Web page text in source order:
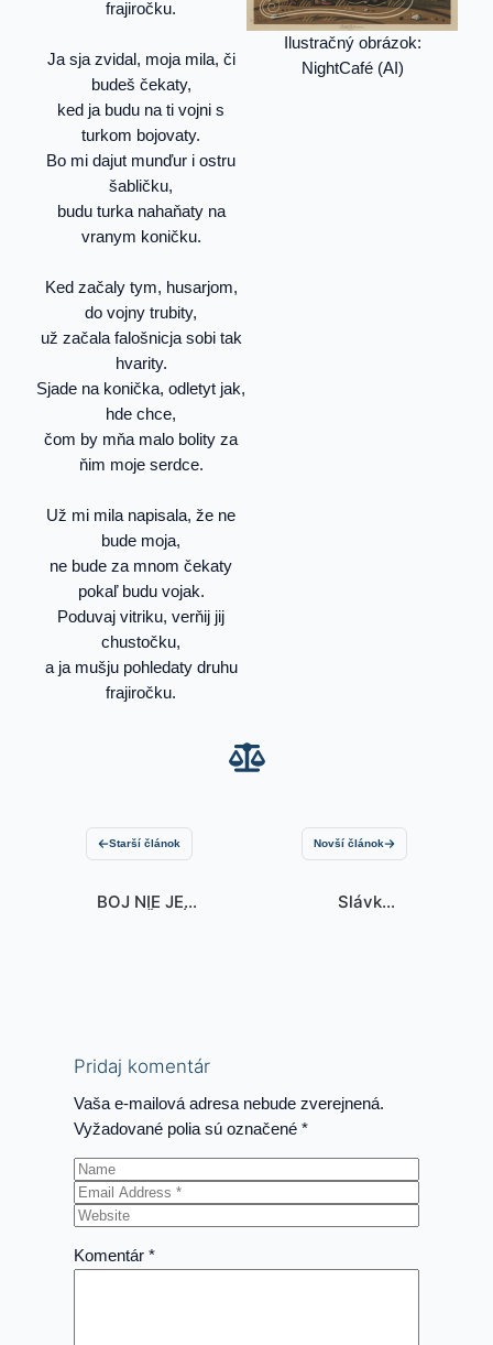
frajiročku.
Ja sja zvidal, moja mila, či
budeš čekaty,
ked ja budu na ti vojni s
turkom bojovaty.
Bo mi dajut munďur i ostru
šabličku,
budu turka nahaňaty na
vranym koničku.
Ked začaly tym, husarjom,
do vojny trubity,
už začala falošnicja sobi tak
hvarity.
Sjade na konička, odletyt jak,
hde chce,
čom by mňa malo bolity za
ňim moje serdce.
Už mi mila napisala, že ne
bude moja,
ne bude za mnom čekaty
pokaľ budu vojak.
Poduvaj vitriku, verňij jij
chustočku,
a ja mušju pohledaty druhu
frajiročku.
Ilustračný obrázok:
NightCafé (AI)
Starší článok
BOJ NIE JE
Novší článok
Slávka:
Pridaj komentár
Vaša e-mailová adresa nebude zverejnená.
Vyžadované polia sú označené*
Komentár*